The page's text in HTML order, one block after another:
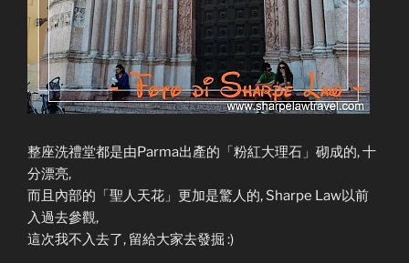
整座洗禮堂都是由Parma出產的「粉紅大理石」砌成的, 十
分漂亮,
而且內部的「聖人天花」更加是驚人的, Sharpe Law以前
入過去參觀,
這次我不入去了, 留給大家去發掘 :)